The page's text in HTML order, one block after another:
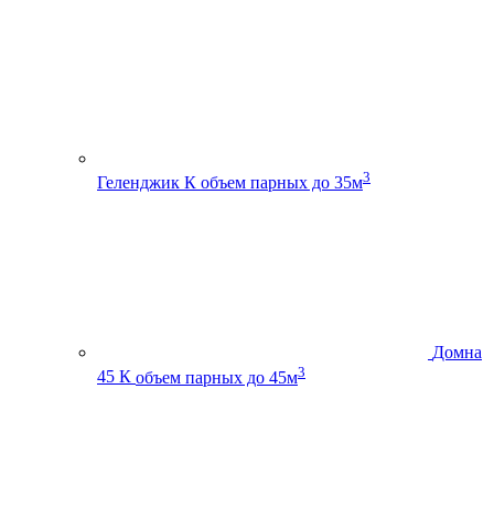
Геленджик К объем парных до 35м3
Домна
45 К объем парных до 45м3